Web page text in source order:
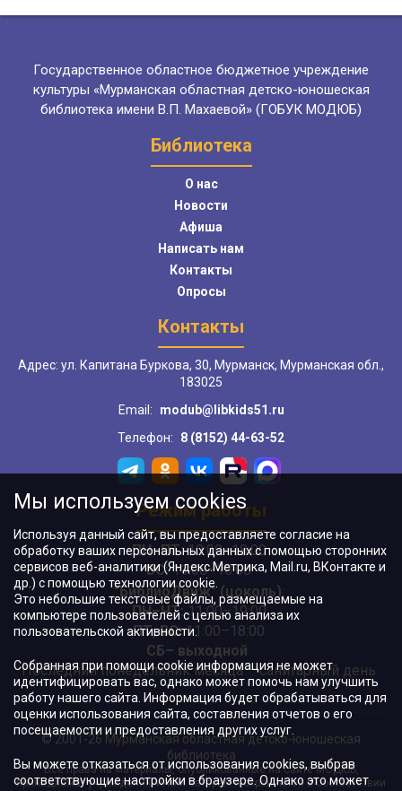
Государственное областное бюджетное учреждение
культуры «Мурманская областная детско-юношеская
библиотека имени В.П. Махаевой» (ГОБУК МОДЮБ)
Библиотека
О нас
Новости
Афиша
Написать нам
Контакты
Опросы
Контакты
Адрес: ул. Капитана Буркова, 30, Мурманск, Мурманская обл.,
183025
Email:
modub@libkids51.ru
Телефон:
8 (8152) 44-63-52
Режим работы
ПН–ПТ:10:00–18:00
ВС:11:00–18:00
"БиблиоДвиж" (цоколь):
ПН–ЧТ:11:00–19:00
ПТ, ВС:11:00–18:00
СБ– выходной
Последний понедельник месяца – санитарный день
© 2001-26 Мурманская областная детско-юношеская
библиотека
Все права на материалы, опубликованные на сайте МОДЮБ,
принадлежат учреждению и/или авторам и охраняются в соответствии
Мы используем cookies
Используя данный сайт, вы предоставляете согласие на
обработку ваших персональных данных с помощью сторонних
сервисов веб-аналитики (Яндекс.Метрика, Mail.ru, ВКонтакте и
др.) с помощью технологии cookie.
Это небольшие текстовые файлы, размещаемые на
компьютере пользователей с целью анализа их
пользовательской активности.
Собранная при помощи cookie информация не может
идентифицировать вас, однако может помочь нам улучшить
работу нашего сайта. Информация будет обрабатываться для
оценки использования сайта, составления отчетов о его
посещаемости и предоставления других услуг.
Вы можете отказаться от использования cookies, выбрав
соответствующие настройки в браузере. Однако это может